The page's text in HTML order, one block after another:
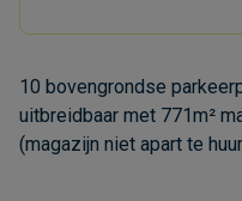
10 bovengrondse
uitbreidbaar met 771m²
(magazijn niet apart te